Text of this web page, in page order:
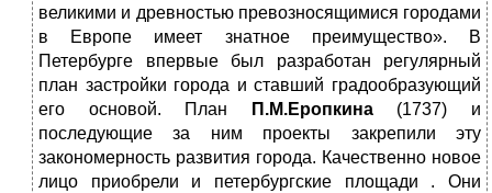
великими и древностью превозносящимися городами
в Европе имеет знатное преимущество». В
Петербурге впервые был разработан регулярный
план застройки города и ставший градообразующий
его основой. План
П.М.Еропкина(1737) и
последующие за ним проекты закрепили эту
закономерность развития города. Качественно новое
лицо приобрели и петербургские площади . Они